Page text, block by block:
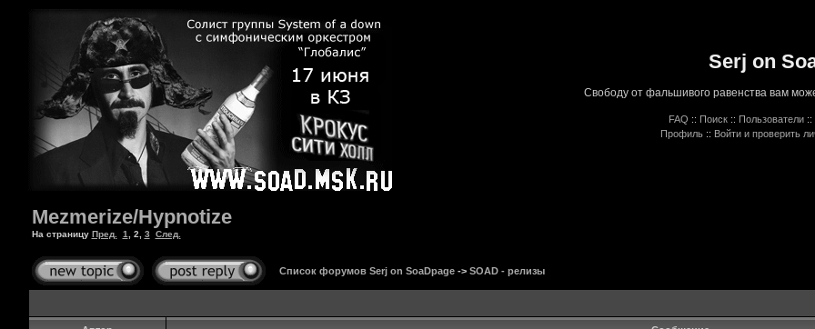
Serj on
Свободу от фальшивого равенства вам
FAQ :: Поиск :: Пользователи ::
Профиль :: Войти и проверить
Mezmerize/Hypnotize
На страницу Пред. 1 2 3 След.
Список форумов Serj on SoaDpage-> SOAD - релизы